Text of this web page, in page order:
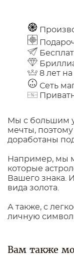
8 лет
Сеть
Мы с большим
мечты,
доработаны
Например, мы
которые
Вашего знака.
вида золота.
А также, с
личную
Вам также